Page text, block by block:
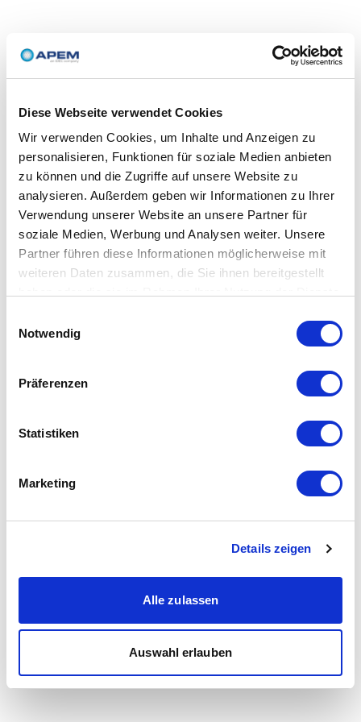
Diese Webseite verwendet Cookies
Wir verwenden Cookies, um Inhalte und Anzeigen zu
personalisieren, Funktionen für soziale Medien anbieten
zu können und die Zugriffe auf unsere Website zu
analysieren. Außerdem geben wir Informationen zu Ihrer
Verwendung unserer Website an unsere Partner für
soziale Medien, Werbung und Analysen weiter. Unsere
Partner führen diese Informationen möglicherweise mit
weiteren Daten zusammen, die Sie ihnen bereitgestellt
Notwendig
Präferenzen
Statistiken
Marketing
Details zeigen
Alle zulassen
Auswahl erlauben